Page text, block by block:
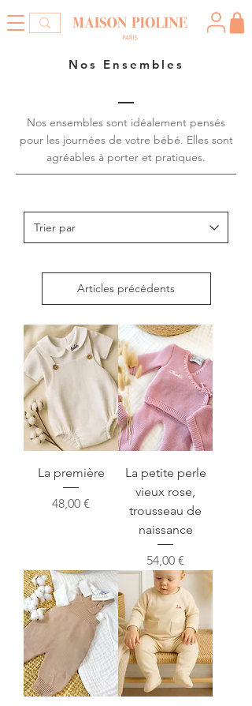
Nos Ensembles
Nos ensembles sont idéalement pensés
pour les journées de votre bébé. Elles sont
agréables à porter et pratiques.
Articles précédents
La première
Prix
48,00 €
La petite perle
vieux rose,
trousseau de
naissance
Prix
54,00 €